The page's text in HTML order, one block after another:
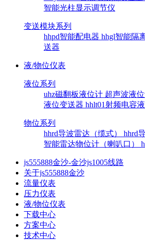
智能光柱显示调节仪
变送模块系列
hhpd智能配电器 hhgl智能隔
送器
液/物位仪表
液位系列
uhz磁翻板液位计 超声波液
液位变送器 hhlt01射频电容
物位系列
hhrd导波雷达（缆式） hhrd
智能雷达物位计（喇叭口）
js555888金沙-金沙js1005线路
关于js555888金沙
流量仪表
压力仪表
液/物位仪表
下载中心
方案中心
技术中心